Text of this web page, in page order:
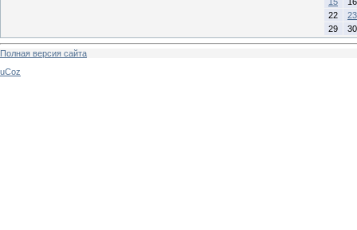
22
23
29
30
Полная версия сайта
uCoz